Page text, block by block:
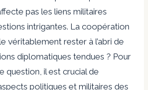
pas les liens militaires
intrigantes. La coopération
véritablement rester à l’abri de
diplomatiques tendues ? Pour
question, il est crucial de
politiques et militaires des